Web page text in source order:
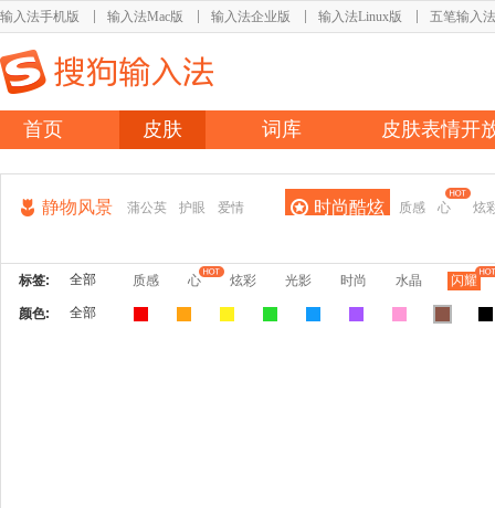
输入法手机版 输入法Mac版 输入法企业版 输入法Linux版 五笔输入法
首页 皮肤 词库 皮肤表情开
静物风景 蒲公英 护眼 爱情 时尚酷炫 质感 心 炫
标签: 全部 质感 心 炫彩 光影 时尚 水晶 闪耀
颜色: 全部